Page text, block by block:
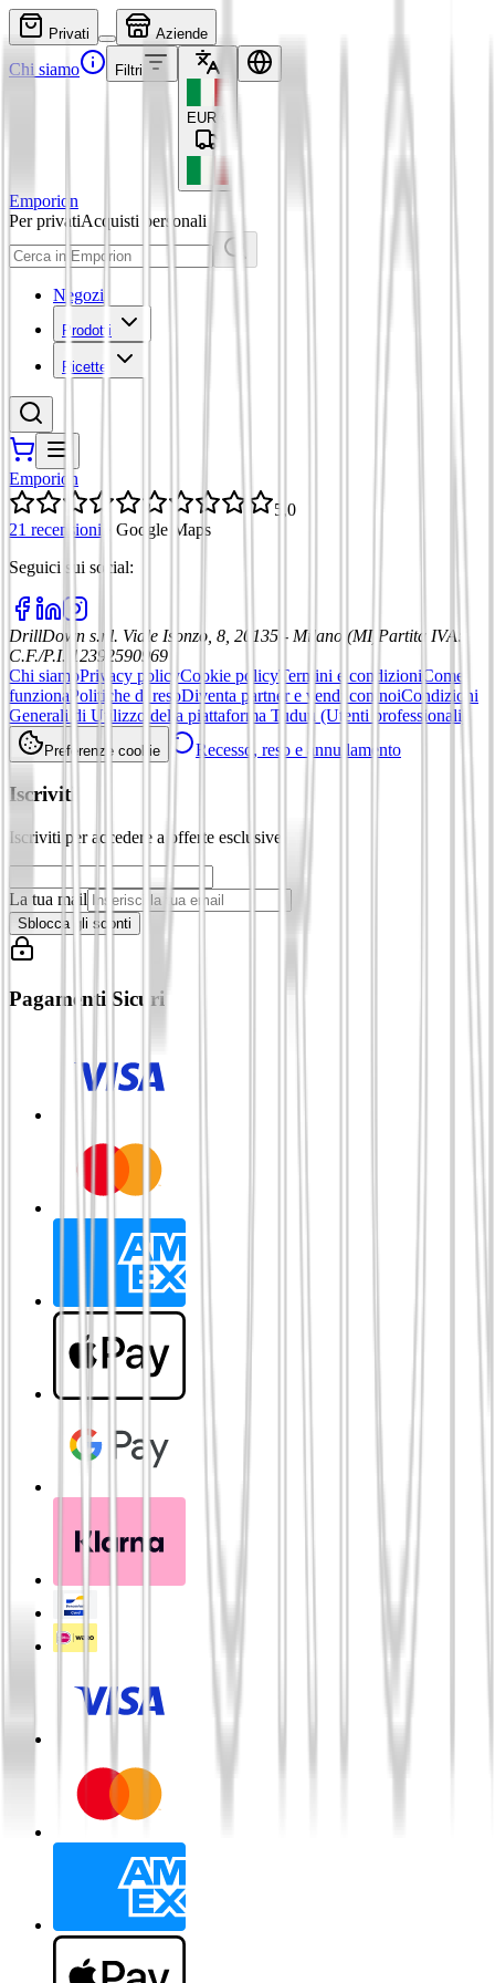
Privati Aziende
Chi siamo Filtri
EUR
Emporion
Per privatiAcquisti personali
Negozi
Prodotti
Ricette
Emporion
5,0
21 recensioni
Google Maps
Seguici sui social:
DrillDown s.r.l. Viale Isonzo, 8, 20135 - Milano (MI) Partita IVA:
C.F./P.I. 12392590969
Chi siamoPrivacy policyCookie policyTermini e condizioni Come
funziona Politiche di resoDiventa partner e vendi con noiCondizioni
Generali di Utilizzo della piattaforma Tuduu (Utenti professionali)
Preferenze cookie Recesso, reso e annullamento
Iscriviti
Iscriviti per accedere a offerte esclusive
La tua mail
Sblocca gli sconti
Pagamenti Sicuri